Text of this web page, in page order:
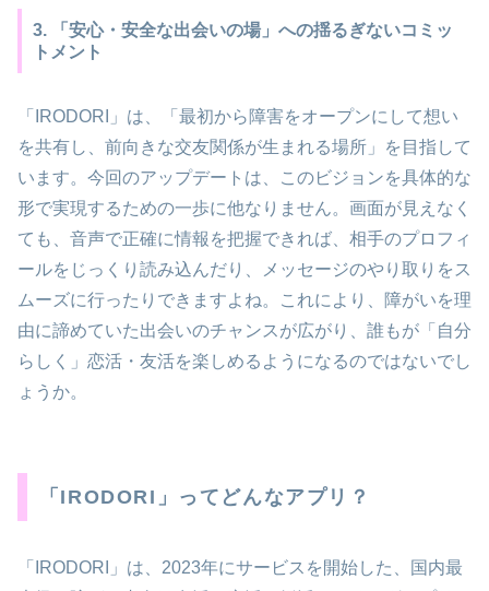
3. 「安心・安全な出会いの場」への揺るぎないコミッ
トメント
「IRODORI」は、「最初から障害をオープンにして想い
を共有し、前向きな交友関係が生まれる場所」を目指して
います。今回のアップデートは、このビジョンを具体的な
形で実現するための一歩に他なりません。画面が見えなく
ても、音声で正確に情報を把握できれば、相手のプロフィ
ールをじっくり読み込んだり、メッセージのやり取りをス
ムーズに行ったりできますよね。これにより、障がいを理
由に諦めていた出会いのチャンスが広がり、誰もが「自分
らしく」恋活・友活を楽しめるようになるのではないでし
ょうか。
「IRODORI」ってどんなアプリ？
「IRODORI」は、2023年にサービスを開始した、国内最